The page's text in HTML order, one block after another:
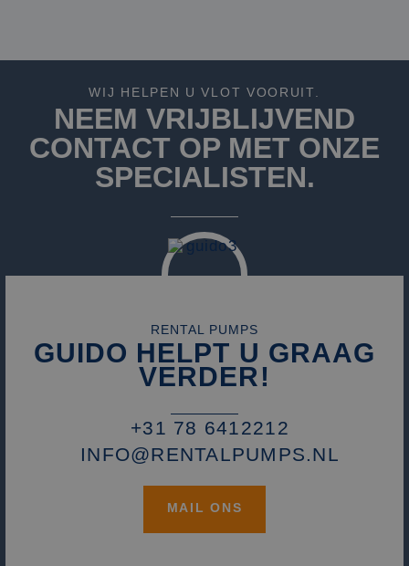
WIJ HELPEN U VLOT VOORUIT.
NEEM VRIJBLIJVEND
CONTACT OP MET ONZE
SPECIALISTEN.
RENTAL PUMPS
GUIDO HELPT U GRAAG
VERDER!
+31 78 6412212
INFO@RENTALPUMPS.NL
MAIL ONS